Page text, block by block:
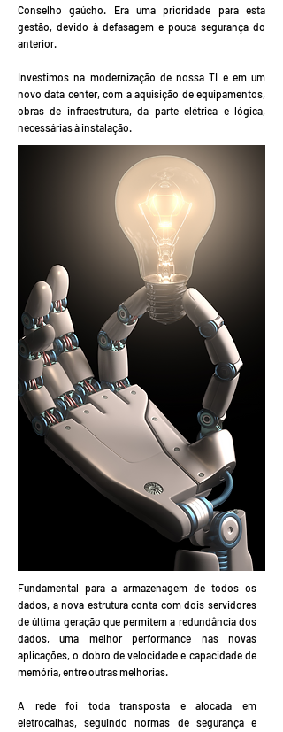
Conselho gaúcho. Era uma prioridade para esta
gestão, devido à defasagem e pouca segurança do
anterior.
Investimos na modernização de nossa TI e em um
novo data center, com a aquisição de equipamentos,
obras de infraestrutura, da parte elétrica e lógica,
necessárias à instalação.
Fundamental para a armazenagem de todos os
dados, a nova estrutura conta com dois servidores
de última geração que permitem a redundância dos
dados, uma melhor performance nas novas
aplicações, o dobro de velocidade e capacidade de
memória, entre outras melhorias.
A rede foi toda transposta e alocada em
eletrocalhas, seguindo normas de segurança e